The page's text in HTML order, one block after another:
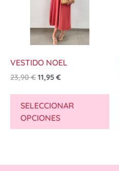
VESTIDO NOEL
23,90€ 11,95 €
SELECCIONAR
OPCIONES